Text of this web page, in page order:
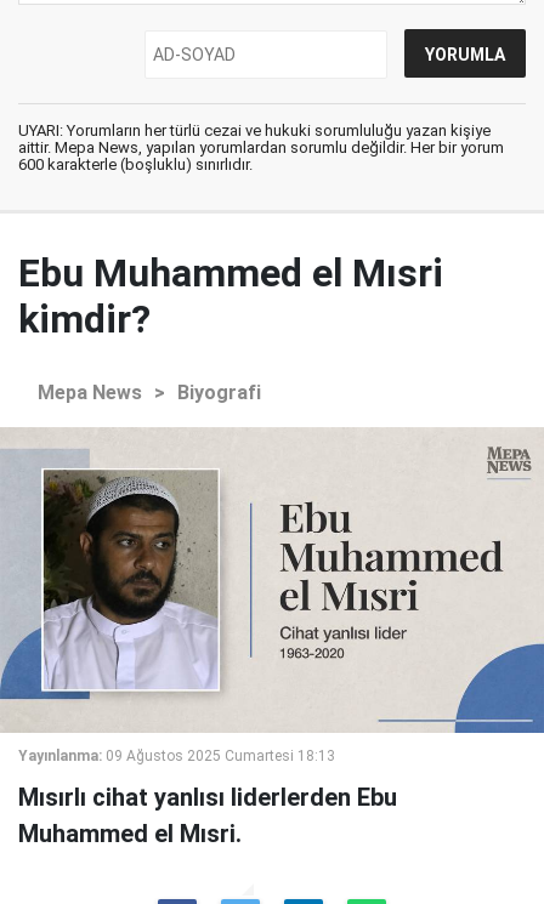
UYARI: Yorumların her türlü cezai ve hukuki sorumluluğu yazan kişiye
aittir. Mepa News, yapılan yorumlardan sorumlu değildir. Her bir yorum
600 karakterle (boşluklu) sınırlıdır.
Ebu Muhammed el Mısri
kimdir?
Mepa News > Biyografi
Yayınlanma: 09 Ağustos 2025 Cumartesi 18:13
Mısırlı cihat yanlısı liderlerden Ebu
Muhammed el Mısri.